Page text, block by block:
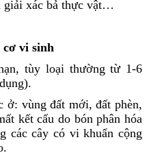
giải xác bả thực vật…
cơ vi sinh
tùy loại thường từ 1-6
ở: vùng đất mới, đất phèn,
kết cấu do bón phân hóa
các cây có vi khuẩn cộng